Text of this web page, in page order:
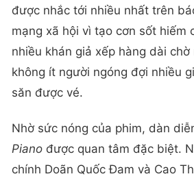
được nhắc tới nhiều nhất trên
mạng xã hội vì tạo cơn sốt hiếm
nhiều khán giả xếp hàng dài
không ít người ngóng đợi nhiều
săn được vé.
Nhờ sức nóng của phim, dàn
Piano được quan tâm đặc biệt.
chính Doãn Quốc Đam và Cao